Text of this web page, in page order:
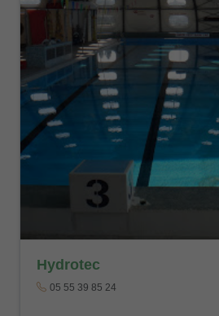
Hydrotec
05 55 39 85 24